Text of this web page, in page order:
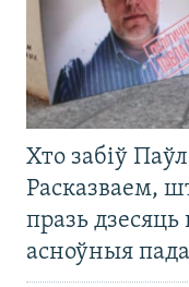
Хто забіў
Расказваем,
празь дзесяць
асноўныя